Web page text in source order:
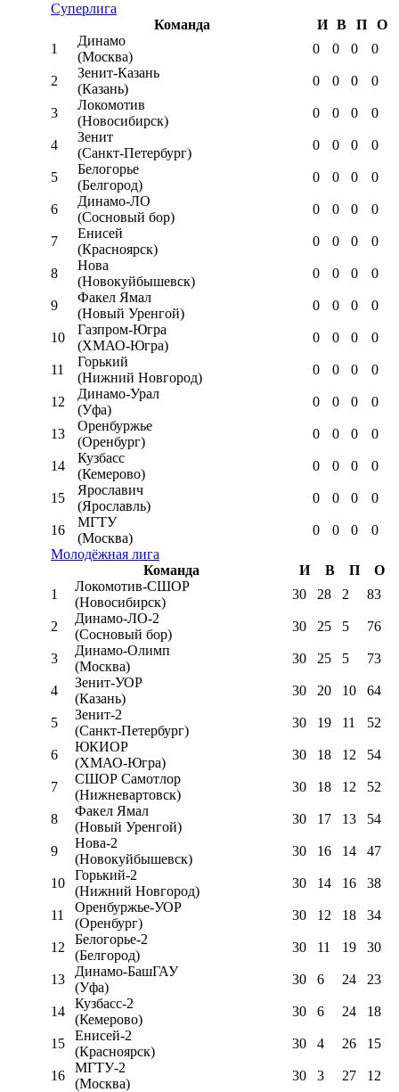
Суперлига
Команда
И В П
О
1
Динамо
(Москва)
0 0 0 0
2
Зенит-Казань
(Казань)
0 0 0 0
3
Локомотив
(Новосибирск)
0 0 0 0
4
Зенит
(Санкт-Петербург)
0 0 0 0
5
Белогорье
(Белгород)
0 0 0 0
6
Динамо-ЛО
(Сосновый бор)
0 0 0 0
7
Енисей
(Красноярск)
0 0 0 0
8
Нова
(Новокуйбышевск)
0 0 0 0
9
Факел Ямал
(Новый Уренгой)
0 0 0 0
10
Газпром-Югра
(ХМАО-Югра)
0 0 0 0
11
Горький
(Нижний Новгород)
0 0 0 0
12
Динамо-Урал
(Уфа)
0 0 0 0
13
Оренбуржье
(Оренбург)
0 0 0 0
14
Кузбасс
(Кемерово)
0 0 0 0
15
Ярославич
(Ярославль)
0 0 0 0
16
МГТУ
(Москва)
0 0 0
0
Молодёжная лига
Команда
И В П
О
1
Локомотив-CШОР
(Новосибирск)
30 28 2 83
2
Динамо-ЛО-2
(Сосновый бор)
30 25 5 76
3
Динамо-Олимп
(Москва)
30 25 5 73
4
Зенит-УОР
(Казань)
30 20 10 64
5
Зенит-2
(Санкт-Петербург)
30 19 11 52
6
ЮКИОР
(ХМАО-Югра)
30 18 12 54
7
СШОР Самотлор
(Нижневартовск)
30 18 12 52
8
Факел Ямал
(Новый Уренгой)
30 17 13 54
9
Нова-2
(Новокуйбышевск)
30 16 14 47
10
Горький-2
(Нижний Новгород)
30 14 16 38
11
Оренбуржье-УОР
(Оренбург)
30 12 18 34
12
Белогорье-2
(Белгород)
30 11 19 30
13
Динамо-БашГАУ
(Уфа)
30 6 24 23
14
Кузбасс-2
(Кемерово)
30 6 24 18
15
Енисей-2
(Красноярск)
30 4 26 15
16
МГТУ-2
(Москва)
30 3 27 12